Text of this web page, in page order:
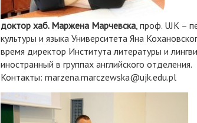
доктор хаб. Маржена Марчевска, проф. UJK –
культуры и языка Университета Яна
время директор Института литературы и
иностранный в группах английского отделения.
Контакты: marzena.marczewska@ujk.edu.pl